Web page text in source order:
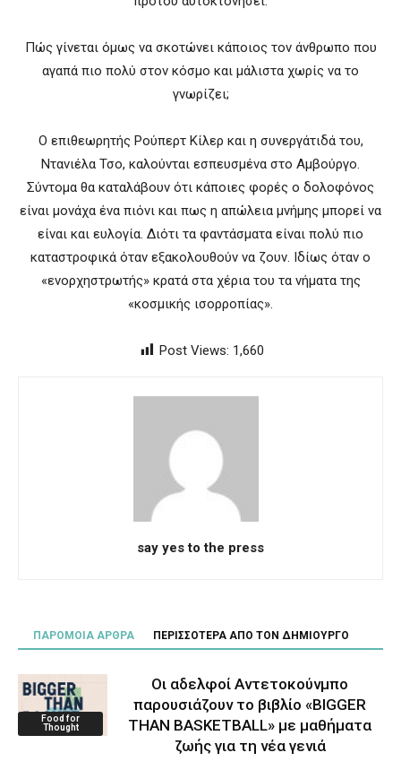
Πώς γίνεται όμως να σκοτώνει κάποιος τον άνθρωπο που
αγαπά πιο πολύ στον κόσμο και μάλιστα χωρίς να το
γνωρίζει;
Ο επιθεωρητής Ρούπερτ Κίλερ και η συνεργάτιδά του,
Ντανιέλα Τσο, καλούνται εσπευσμένα στο Αμβούργο.
Σύντομα θα καταλάβουν ότι κάποιες φορές ο δολοφόνος
είναι μονάχα ένα πιόνι και πως η απώλεια μνήμης μπορεί να
είναι και ευλογία. Διότι τα φαντάσματα είναι πολύ πιο
καταστροφικά όταν εξακολουθούν να ζουν. Ιδίως όταν ο
«ενορχηστρωτής» κρατά στα χέρια του τα νήματα της
«κοσμικής ισορροπίας».
Post Views: 1,660
say yes to the press
ΠΑΡΟΜΟΙΑ ΑΡΘΡΑ ΠΕΡΙΣΣΟΤΕΡΑ ΑΠΟ ΤΟΝ ΔΗΜΙΟΥΡΓΟ
Food for
Thought
Οι αδελφοί Αντετοκούνμπο
παρουσιάζουν το βιβλίο «BIGGER
THAN BASKETBALL» με μαθήματα
ζωής για τη νέα γενιά